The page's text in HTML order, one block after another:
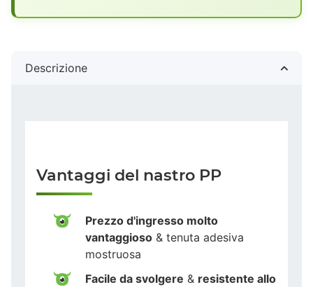
Descrizione
Vantaggi del nastro PP
Prezzo d'ingresso molto
vantaggioso & tenuta adesiva
mostruosa
Facile da svolgere & resistente allo